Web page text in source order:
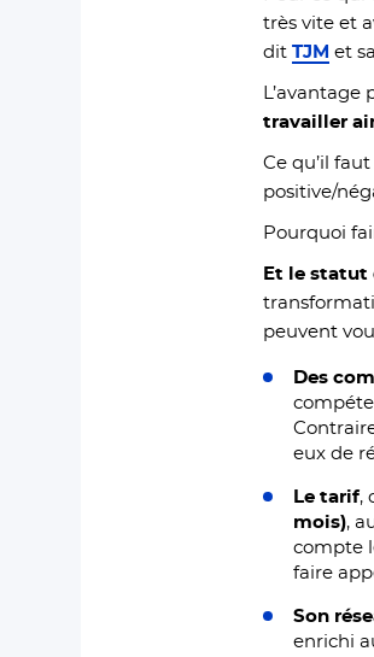
très vite et
ditTJM et
L’avantage
travailler
Ce qu’il
positive/
Pourquoi
Et le statut
peuvent
Des
eux de
Le tarif,
mois),
compte
faire
Son
enrichi